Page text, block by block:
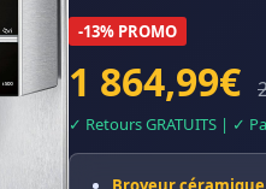
-13% PROMO
1 864,99€
✓ Retours GRATUITS | ✓